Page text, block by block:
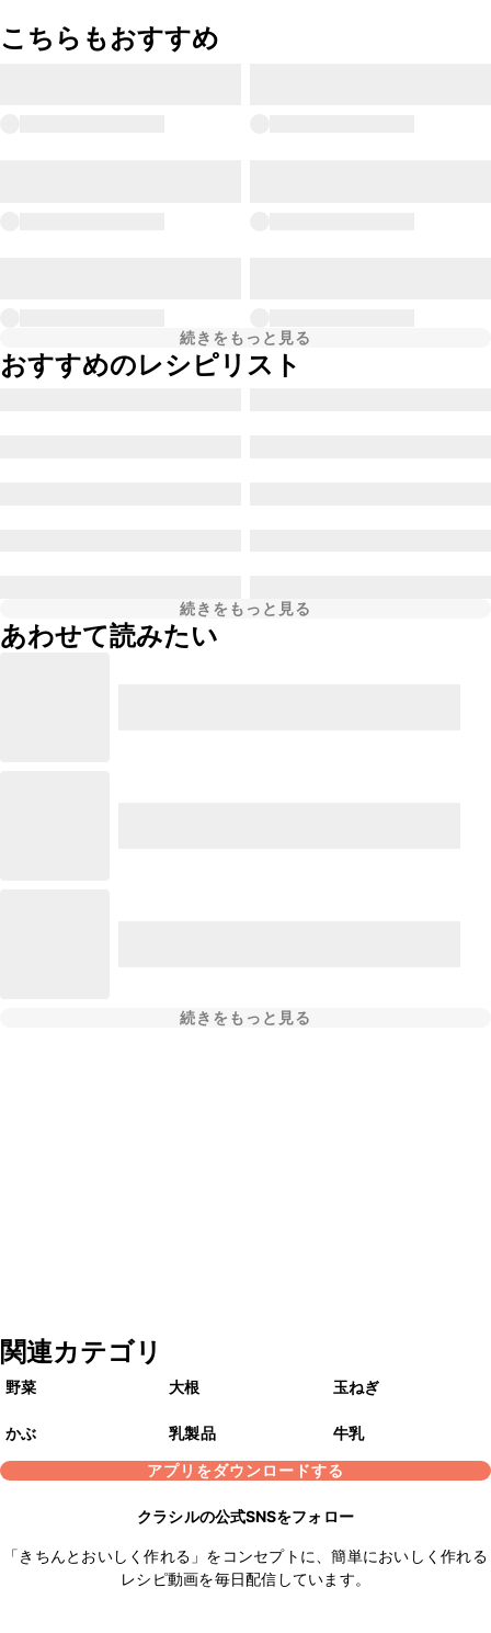
こちらもおすすめ
続きをもっと見る
おすすめのレシピリスト
続きをもっと見る
あわせて読みたい
続きをもっと見る
関連カテゴリ
野菜 大根 玉ねぎ
かぶ 乳製品
牛乳
アプリをダウンロードする
クラシルの公式SNSをフォロー
「きちんとおいしく作れる」をコンセプトに、簡単においしく作れる
レシピ動画を毎日配信しています。